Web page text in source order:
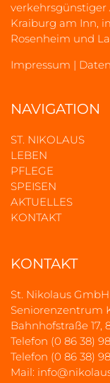
Kraiburg am Inn,
Rosenheim und
Impressum |
NAVIGATION
ST. NIKOLAUS
LEBEN
PFLEGE
SPEISEN
AKTUELLES
KONTAKT
KONTAKT
St. Nikolaus GmbH
Seniorenzentrum
Bahnhofstraße 17,
Telefon (0 86 38)
Telefon (0 86 38)
Mail: